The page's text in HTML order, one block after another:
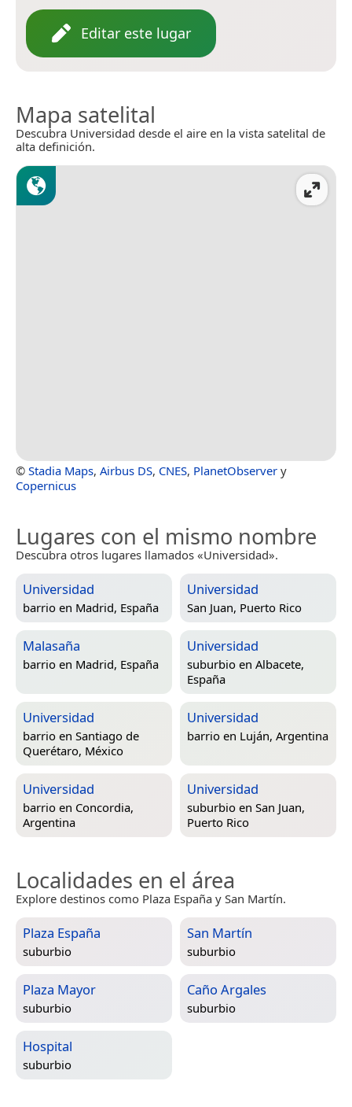
Editar este lugar
Mapa satelital
Descubra Universidad desde el aire en la vista satelital de
alta definición.
© Stadia Maps, Airbus DS, CNES, PlanetObserver y
Copernicus
Lugares con el mismo nombre
Descubra otros lugares llamados «Universidad».
Universidad
barrio en Madrid, España
Universidad
San Juan, Puerto Rico
Malasaña
barrio en Madrid, España
Universidad
suburbio en Albacete,
España
Universidad
barrio en Santiago de
Querétaro, México
Universidad
barrio en Luján, Argentina
Universidad
barrio en Concordia,
Argentina
Universidad
suburbio en San Juan,
Puerto Rico
Localidades en el área
Explore destinos como Plaza España y San Martín.
Plaza España
suburbio
San Martín
suburbio
Plaza Mayor
suburbio
Caño Argales
suburbio
Hospital
suburbio